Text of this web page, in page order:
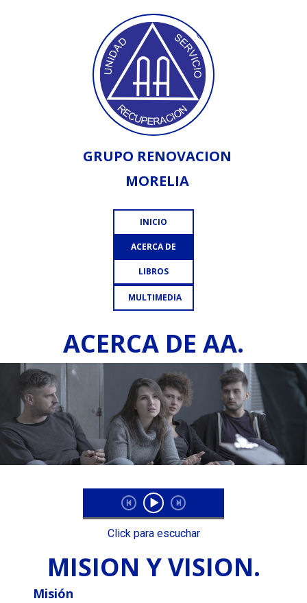
GRUPO RENOVACION
MORELIA
INICIO
ACERCA DE
LIBROS
MULTIMEDIA
ACERCA DE AA.
Click para escuchar
MISION Y VISION.
Misión